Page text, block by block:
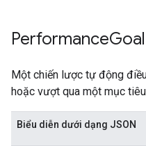
PerformanceGoal
Một chiến lược tự động
hoặc vượt qua một mục
Biểu diễn dưới dạng JSON